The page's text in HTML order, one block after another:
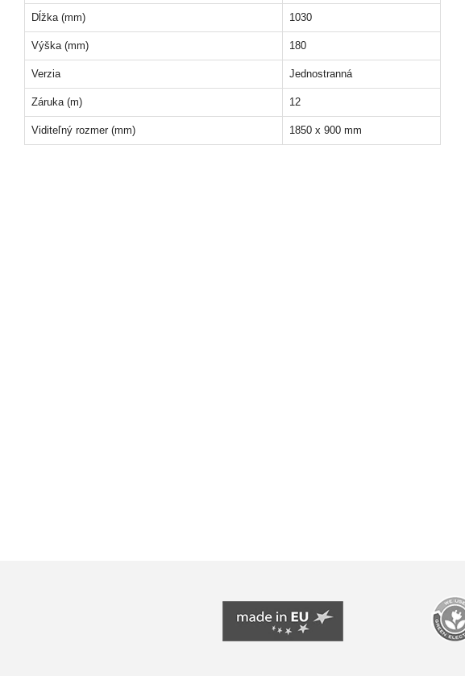
Dĺžka (mm) 1030
Výška (mm) 180
Verzia Jednostranná
Záruka (m) 12
Viditeľný rozmer (mm) 1850 x 900 mm